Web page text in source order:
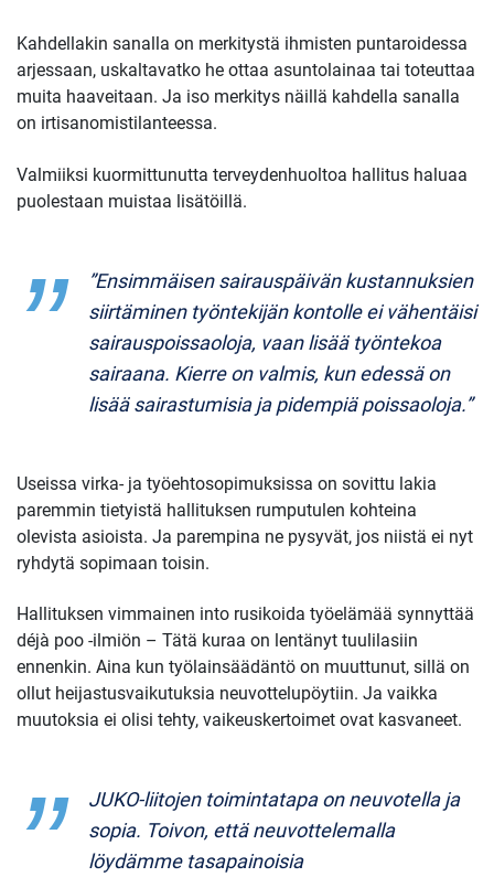
Kahdellakin sanalla on merkitystä ihmisten puntaroidessa
arjessaan, uskaltavatko he ottaa asuntolainaa tai toteuttaa
muita haaveitaan. Ja iso merkitys näillä kahdella sanalla
on irtisanomistilanteessa.
Valmiiksi kuormittunutta terveydenhuoltoa hallitus haluaa
puolestaan muistaa lisätöillä.
”Ensimmäisen sairauspäivän kustannuksien
siirtäminen työntekijän kontolle ei vähentäisi
sairauspoissaoloja, vaan lisää työntekoa
sairaana. Kierre on valmis, kun edessä on
lisää sairastumisia ja pidempiä poissaoloja.”
Useissa virka- ja työehtosopimuksissa on sovittu lakia
paremmin tietyistä hallituksen rumputulen kohteina
olevista asioista. Ja parempina ne pysyvät, jos niistä ei nyt
ryhdytä sopimaan toisin.
Hallituksen vimmainen into rusikoida työelämää synnyttää
déjà poo -ilmiön – Tätä kuraa on lentänyt tuulilasiin
ennenkin. Aina kun työlainsäädäntö on muuttunut, sillä on
ollut heijastusvaikutuksia neuvottelupöytiin. Ja vaikka
muutoksia ei olisi tehty, vaikeuskertoimet ovat kasvaneet.
JUKO-liitojen toimintatapa on neuvotella ja
sopia. Toivon, että neuvottelemalla
löydämme tasapainoisia